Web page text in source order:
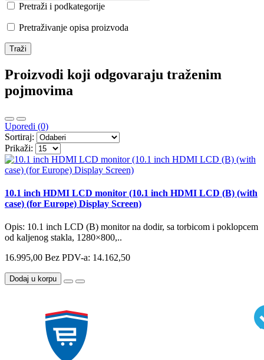
Pretraži i podkategorije
Pretraživanje opisa proizvoda
Proizvodi koji odgovaraju traženim
pojmovima
Uporedi (0)
Sortiraj:
Prikaži:
10.1 inch HDMI LCD monitor (10.1 inch HDMI LCD (B) (with
case) (for Europe) Display Screen)
Opis: 10.1 inch LCD (B) monitor na dodir, sa torbicom i poklopcem
od kaljenog stakla, 1280×800,..
16.995,00 Bez PDV-a: 14.162,50
Dodaj u korpu